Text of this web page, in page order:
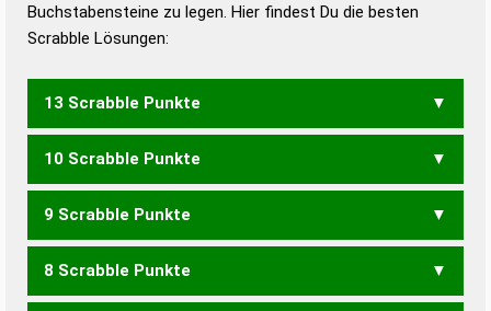
Duden – Deutsches
Buchstabensteine zu legen. Hier findest Du die besten
Scrabble Lösungen:
13 Scrabble Punkte
STEMPLE TEMPELS
10 Scrabble Punkte
SPELTE
9 Scrabble Punkte
PESEL SPELT
8 Scrabble Punkte